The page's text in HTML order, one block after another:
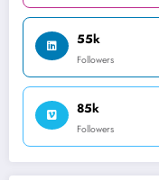
55k
Followers
85k
Followers